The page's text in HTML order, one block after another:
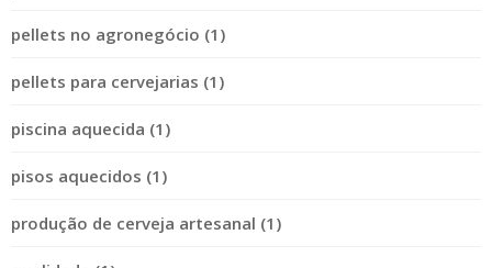
pellets no agronegócio (1)
pellets para cervejarias (1)
piscina aquecida (1)
pisos aquecidos (1)
produção de cerveja artesanal (1)